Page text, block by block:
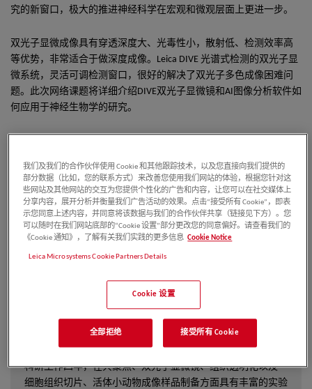
究的新窗口，极大的推进神经科学在宏观和微观层面上更进一步。
双光子显微成像具有穿透深度大、光毒性小，散射低、检测效率高
等优势，非常适合于做深度成像。Leica DIVE 光谱式检测的双光子显
微系统，灵活可调检测窗口，很好的解决了双光子多色成像困难问
题。此次网络课题将详细介绍DIVE双光子显微镜和AI图像分析软件如
何应用于神经生物学的研究。
夏先园
徕卡生命科学部应用工程师，毕业于厦门大学生物化学与分子
生物学专业，主要研究方向为肿瘤的侵袭转移分子机制，2015
年加入中国科学院深圳先进技术研究院从事显微镜成像领域的
科研工作四年，在共聚焦、双光子显微镜、组织透明化以及
细胞组织切片、活体小动物成像样品制备方面具有丰富的实验
我们及我们的合作伙伴使用 Cookie 和其他跟踪技术，以及您直接向我们提供的
部分数据（比如，您的联系方式）来改善您使用我们网站的体验，根据您针对这
些网站及其他网站的交互为您提供个性化的广告和内容，让您可以在社交媒体上
分享内容，展开分析并衡量我们广告活动的效果。点击“接受所有 Cookie”，即表
示您同意上述内容，并同意将该数据与我们的合作伙伴共享（链接见下方）。您
可以随时在我们网站底部的“Cookie 设置”部分更改您的同意偏好。请查看我们的
《Cookie 通知》，了解有关我们实践的更多信息 Cookie Notice
Leica Microsystems Cookie Partners Details
Cookie 设置
全部拒绝 接受所有 Cookie